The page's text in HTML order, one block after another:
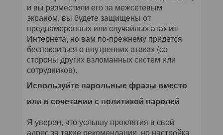
и вы разместили его за межсетевым
экраном, вы будете защищены от
преднамеренных или случайных атак из
Интернета, но вам по-прежнему придется
беспокоиться о внутренних атаках (со
стороны других взломанных систем или
сотрудников).
Используйте парольные фразы вместо
или в сочетании с политикой паролей
Я уверен, что услышу проклятия в свой
адрес за такие рекомендации, но настройка